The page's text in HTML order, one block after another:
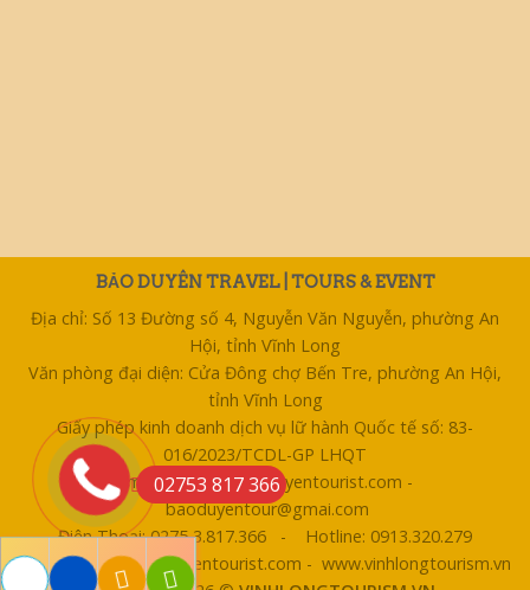
BẢO DUYÊN TRAVEL | TOURS & EVENT
Địa chỉ: Số 13 Đường số 4, Nguyễn Văn Nguyễn, phường An
Hội, tỉnh Vĩnh Long
Văn phòng đại diện: Cửa Đông chợ Bến Tre, phường An Hội,
tỉnh Vĩnh Long
Giấy phép kinh doanh dịch vụ lữ hành Quốc tế số: 83-
016/2023/TCDL-GP LHQT
Email: bentre@baoduyentourist.com -
baoduyentour@gmai.com
Điện Thoại: 0275 3.817.366 - Hotline: 0913.320.279
Website: www.baoduyentourist.com - www.vinhlongtourism.vn
02753 817 366